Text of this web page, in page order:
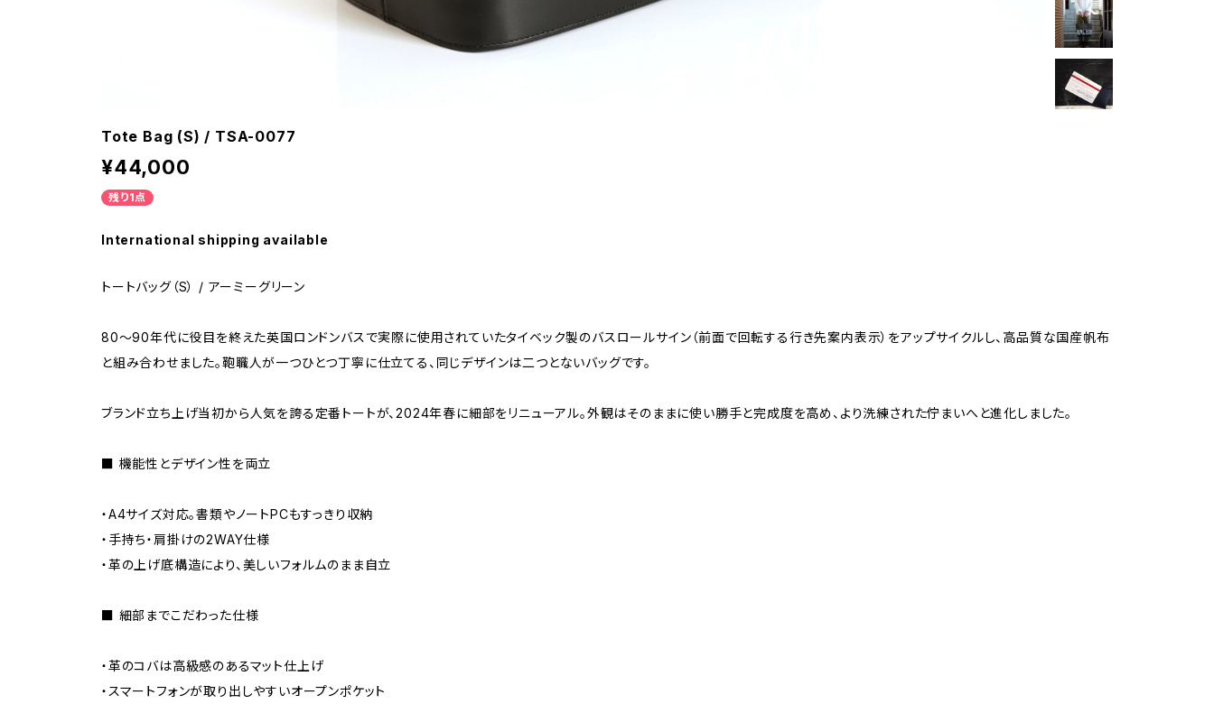
Tote Bag (S) / TSA-0077
¥44,000
残り1点
International shipping available
トートバッグ（S） / アーミーグリーン
80〜90年代に役目を終えた英国ロンドンバスで実際に使用されていたタイベック製のバスロールサイン（前面で回転する行き先案内表示）をアップサイクルし、高品質な国産帆布
と組み合わせました。鞄職人が一つひとつ丁寧に仕立てる、同じデザインは二つとないバッグです。
ブランド立ち上げ当初から人気を誇る定番トートが、2024年春に細部をリニューアル。外観はそのままに使い勝手と完成度を高め、より洗練された佇まいへと進化しました。
■ 機能性とデザイン性を両立
・A4サイズ対応。書類やノートPCもすっきり収納
・手持ち・肩掛けの2WAY仕様
・革の上げ底構造により、美しいフォルムのまま自立
■ 細部までこだわった仕様
・革のコバは高級感のあるマット仕上げ
・スマートフォンが取り出しやすいオープンポケット